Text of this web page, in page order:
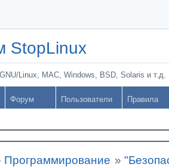
StopLinux
Linux, MAC, Windows, BSD, Solaris и т.д.
Форум Пользователи Правила
Программирование »